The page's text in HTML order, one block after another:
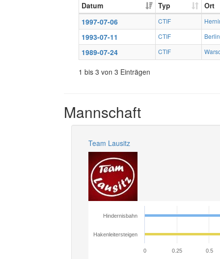
Datum Typ
Ort
1997-07-06
CTIF
1993-07-11 CTIF Berlin
1989-07-24 CTIF
1 bis 3 von 3 Einträgen
Mannschaft
Team Lausitz
Hindernisbahn
Hakenleitersteigen
0 0.25 0.5